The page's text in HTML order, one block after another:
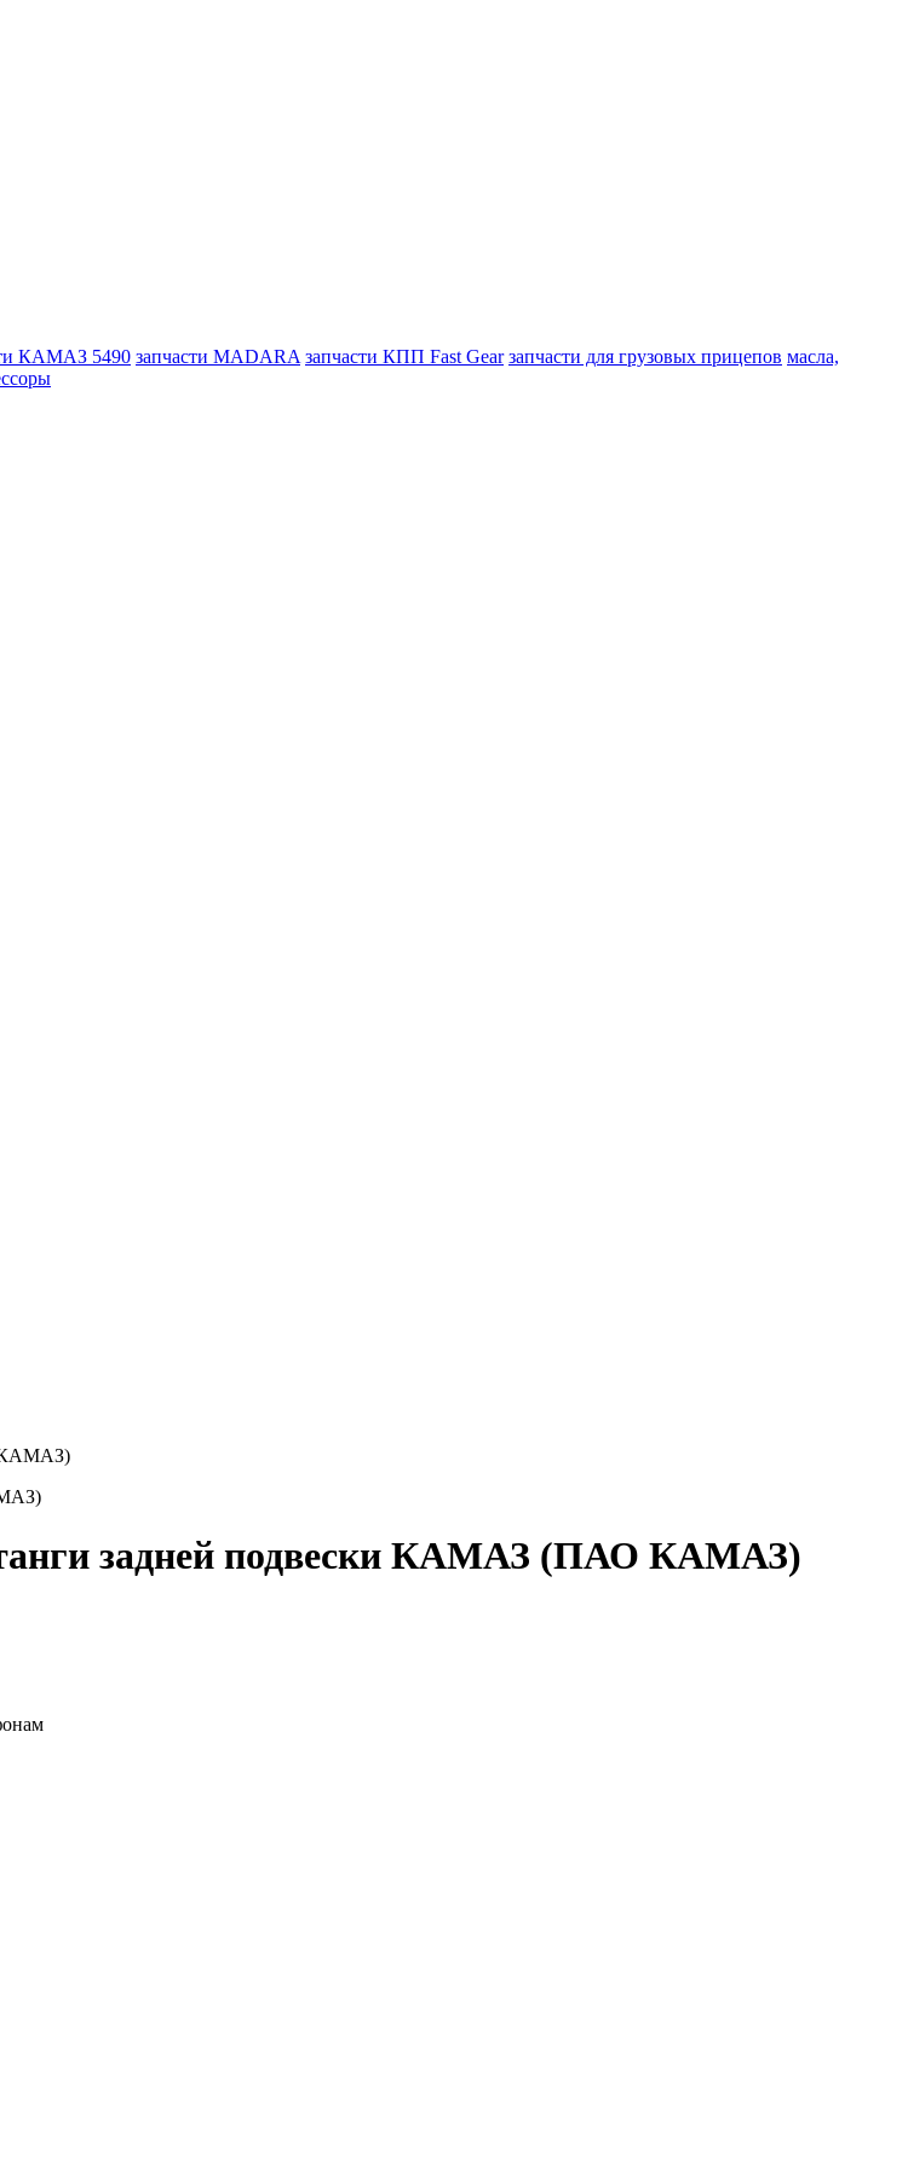
КАМАЗ 5490 запчасти MADARA запчасти КПП Fast Gear запчасти для грузовых прицепов масла,
КАМАЗ)
задней подвески КАМАЗ (ПАО КАМАЗ)